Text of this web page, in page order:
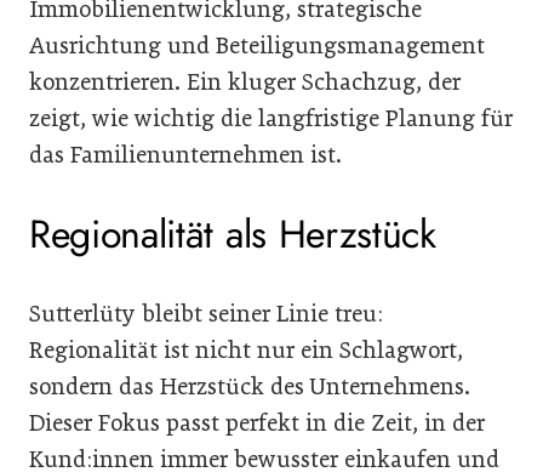
Immobilienentwicklung, strategische
Ausrichtung und Beteiligungsmanagement
konzentrieren. Ein kluger Schachzug, der
zeigt, wie wichtig die langfristige Planung für
das Familienunternehmen ist.
Regionalität als Herzstück
Sutterlüty bleibt seiner Linie treu:
Regionalität ist nicht nur ein Schlagwort,
sondern das Herzstück des Unternehmens.
Dieser Fokus passt perfekt in die Zeit, in der
Kund:innen immer bewusster einkaufen und